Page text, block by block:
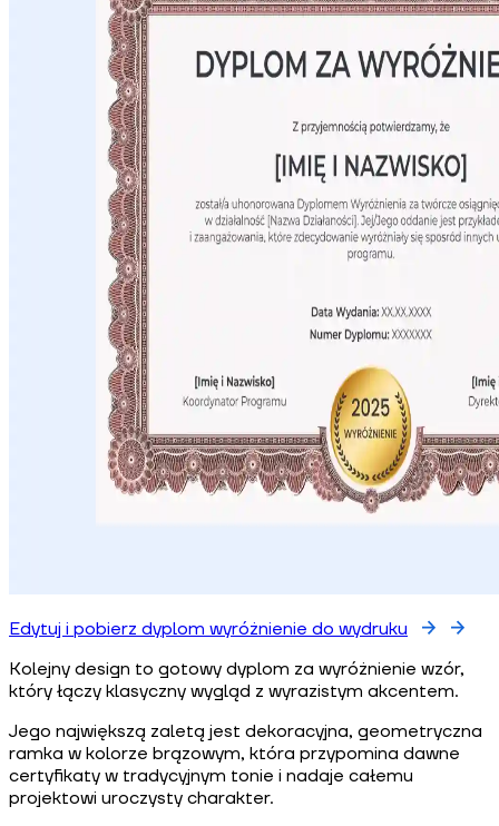
Edytuj i pobierz dyplom wyróżnienie do wydruku
Kolejny design to gotowy dyplom za wyróżnienie wzór,
który łączy klasyczny wygląd z wyrazistym akcentem.
Jego największą zaletą jest dekoracyjna, geometryczna
ramka w kolorze brązowym, która przypomina dawne
certyfikaty w tradycyjnym tonie i nadaje całemu
projektowi uroczysty charakter.